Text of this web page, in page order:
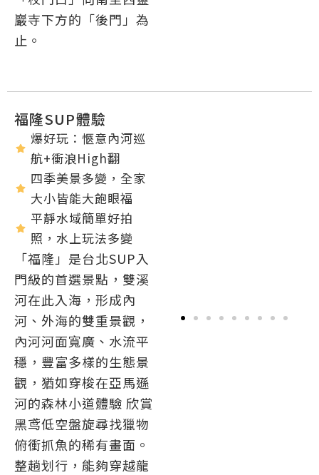
巖寺下方的「後門」為
止。
福隆SUP體驗
爆好玩：愜意內河巡
航+衝浪High翻
四季美景多變，全家
大小皆能大飽眼福
平靜水域簡單好拍
照，水上玩法多變
「福隆」是台北SUP入
門級的首選景點，雙溪
河在此入海，形成內
河、外海的雙重景觀，
內河河面寬廣、水流平
穩，豐富多樣的生態景
觀，猶如穿梭在亞馬遜
河的森林小道體驗 欣賞
黑鸢低空盤旋尋找獵物
俯衝抓魚的稀有畫面。
整趟划行，能夠穿越龍